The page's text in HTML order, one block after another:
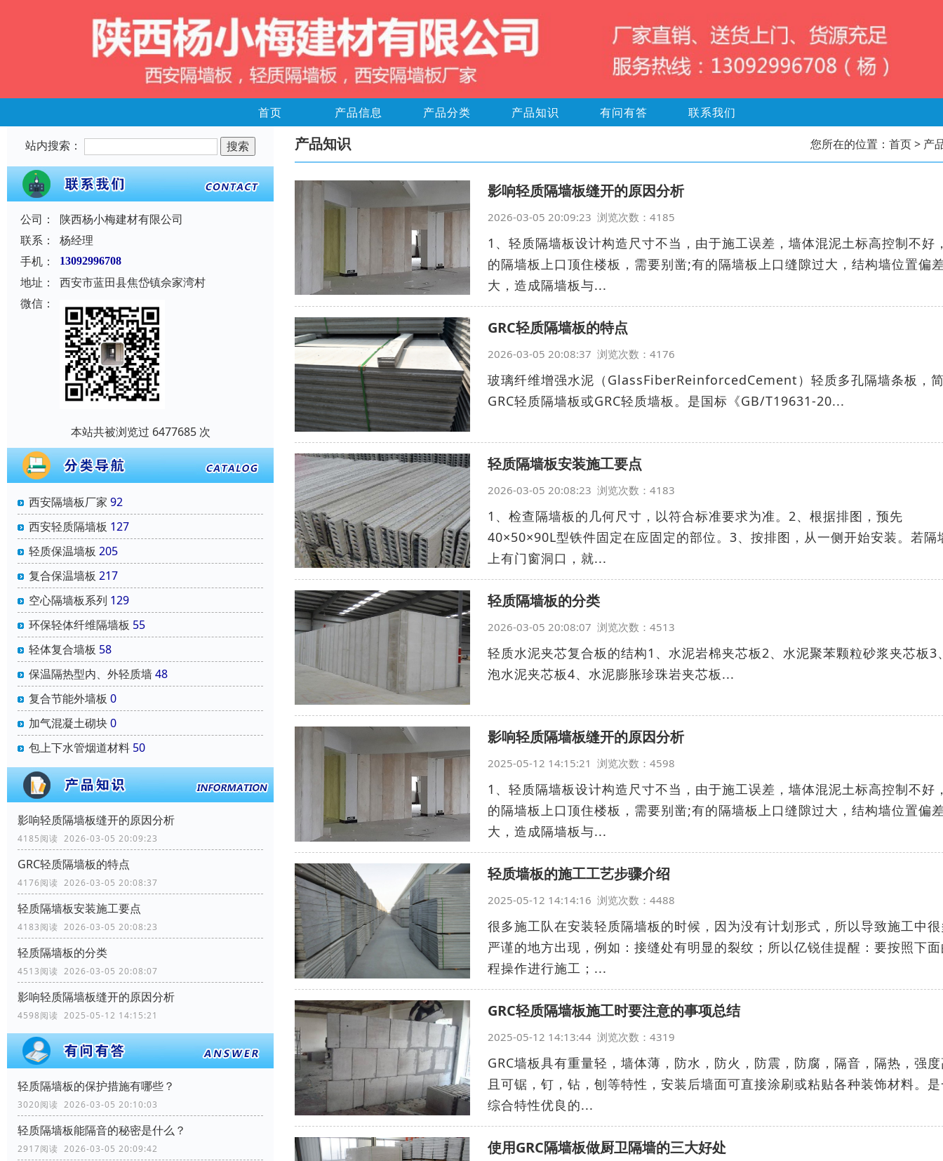
首页 产品信息 产品分类 产品知识 有问有答 联系我们
站内搜索：
公司：
陕西杨小梅建材有限公司
联系：
杨经理
手机：
13092996708
地址：
西安市蓝田县焦岱镇佘家湾村
微信：
本站共被浏览过 6477685 次
西安隔墙板厂家 92
西安轻质隔墙板 127
轻质保温墙板 205
复合保温墙板 217
空心隔墙板系列 129
环保轻体纤维隔墙板 55
轻体复合墙板 58
保温隔热型内、外轻质墙48
复合节能外墙板 0
加气混凝土砌块0
包上下水管烟道材料 50
影响轻质隔墙板缝开的原因分析
4185阅读 2026-03-05 20:09:23
GRC轻质隔墙板的特点
4176阅读 2026-03-05 20:08:37
轻质隔墙板安装施工要点
4183阅读 2026-03-05 20:08:23
轻质隔墙板的分类
4513阅读 2026-03-05 20:08:07
影响轻质隔墙板缝开的原因分析
4598阅读 2025-05-12 14:15:21
轻质隔墙板的保护措施有哪些？
3020阅读 2026-03-05 20:10:03
轻质隔墙板能隔音的秘密是什么？
2917阅读 2026-03-05 20:09:42
产品知识 您所在的位置： 首页> 产
影响轻质隔墙板缝开的原因分析
2026-03-05 20:09:23 浏览次数：4185
1、轻质隔墙板设计构造尺寸不当，由于施工误差，墙体混泥土标高控制不好
的隔墙板上口顶住楼板，需要别凿;有的隔墙板上口缝隙过大，结构墙位置偏
大，造成隔墙板与...
GRC轻质隔墙板的特点
2026-03-05 20:08:37 浏览次数：4176
玻璃纤维增强水泥（GlassFiberReinforcedCement）轻质多孔隔墙条板，
GRC轻质隔墙板或GRC轻质墙板。是国标《GB/T19631-20...
轻质隔墙板安装施工要点
2026-03-05 20:08:23 浏览次数：4183
1、检查隔墙板的几何尺寸，以符合标准要求为准。2、根据排图，预先
40×50×90L型铁件固定在应固定的部位。3、按排图，从一侧开始安装。若隔
上有门窗洞口，就...
轻质隔墙板的分类
2026-03-05 20:08:07 浏览次数：4513
轻质水泥夹芯复合板的结构1、水泥岩棉夹芯板2、水泥聚苯颗粒砂浆夹芯板3
泡水泥夹芯板4、水泥膨胀珍珠岩夹芯板...
影响轻质隔墙板缝开的原因分析
2025-05-12 14:15:21 浏览次数：4598
1、轻质隔墙板设计构造尺寸不当，由于施工误差，墙体混泥土标高控制不好
的隔墙板上口顶住楼板，需要别凿;有的隔墙板上口缝隙过大，结构墙位置偏
大，造成隔墙板与...
轻质墙板的施工工艺步骤介绍
2025-05-12 14:14:16 浏览次数：4488
很多施工队在安装轻质隔墙板的时候，因为没有计划形式，所以导致施工中
严谨的地方出现，例如：接缝处有明显的裂纹；所以亿锐佳提醒：要按照下
程操作进行施工；...
GRC轻质隔墙板施工时要注意的事项总结
2025-05-12 14:13:44 浏览次数：4319
GRC墙板具有重量轻，墙体薄，防水，防火，防震，防腐，隔音，隔热，强
且可锯，钉，钻，刨等特性，安装后墙面可直接涂刷或粘贴各种装饰材料。
综合特性优良的...
使用GRC隔墙板做厨卫隔墙的三大好处